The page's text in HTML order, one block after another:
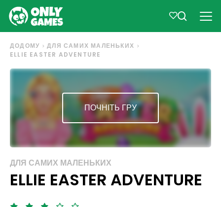
ДОДОМУ
ДЛЯ САМИХ МАЛЕНЬКИХ
ELLIE EASTER ADVENTURE
ПОЧНІТЬ ГРУ
ДЛЯ САМИХ МАЛЕНЬКИХ
ELLIE EASTER ADVENTURE